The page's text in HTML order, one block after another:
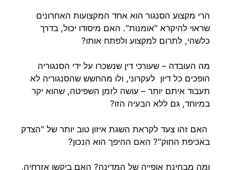
הרי מקצוע הסנגור הוא אחד המקצועות האחרונים
שראוי להיקרא "אומנות". האם מיסודו יכול, בדרך
כלשהי, לתרום למקצוע ולפתח אותו?
מה העובדה – שעורכי דין שנשכרו על ידי הסנגוריה
הופכים כל דיון לעקרוני, ולו מהחשש שהסנגוריה לא
תעבוד איתם יותר – עושה לזמן השפיטה, שהוא יקר
במיוחד, גם ללא הבעיה הזו?
האם זהו צעד לקראת השגת איזון טוב יותר של "הצדק
באכיפת החוק"? האם ההיפך הוא הנכון?
ומה מבחינת אופייה של המדינה? האם ביקשו אזרחיה,